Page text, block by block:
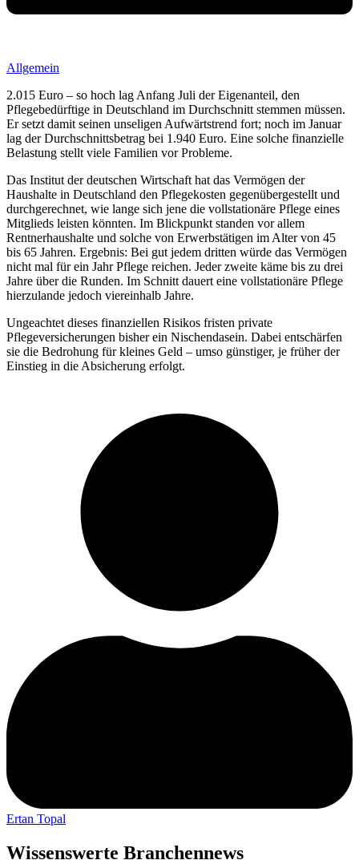
Allgemein
2.015 Euro – so hoch lag Anfang Juli der Eigenanteil, den
Pflegebedürftige in Deutschland im Durchschnitt stemmen müssen.
Er setzt damit seinen unseligen Aufwärtstrend fort; noch im Januar
lag der Durchschnittsbetrag bei 1.940 Euro. Eine solche finanzielle
Belastung stellt viele Familien vor Probleme.
Das Institut der deutschen Wirtschaft hat das Vermögen der
Haushalte in Deutschland den Pflegekosten gegenübergestellt und
durchgerechnet, wie lange sich jene die vollstationäre Pflege eines
Mitglieds leisten könnten. Im Blickpunkt standen vor allem
Rentnerhaushalte und solche von Erwerbstätigen im Alter von 45
bis 65 Jahren. Ergebnis: Bei gut jedem dritten würde das Vermögen
nicht mal für ein Jahr Pflege reichen. Jeder zweite käme bis zu drei
Jahre über die Runden. Im Schnitt dauert eine vollstationäre Pflege
hierzulande jedoch viereinhalb Jahre.
Ungeachtet dieses finanziellen Risikos fristen private
Pflegeversicherungen bisher ein Nischendasein. Dabei entschärfen
sie die Bedrohung für kleines Geld – umso günstiger, je früher der
Einstieg in die Absicherung erfolgt.
Ertan Topal
Wissenswerte Branchennews